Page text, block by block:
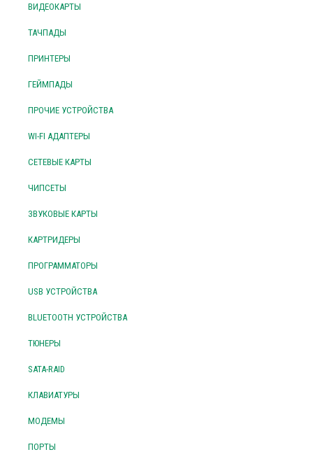
ВИДЕОКАРТЫ
ТАЧПАДЫ
ПРИНТЕРЫ
ГЕЙМПАДЫ
ПРОЧИЕ УСТРОЙСТВА
WI-FI АДАПТЕРЫ
СЕТЕВЫЕ КАРТЫ
ЧИПСЕТЫ
ЗВУКОВЫЕ КАРТЫ
КАРТРИДЕРЫ
ПРОГРАММАТОРЫ
USB УСТРОЙСТВА
BLUETOOTH УСТРОЙСТВА
ТЮНЕРЫ
SATA-RAID
КЛАВИАТУРЫ
МОДЕМЫ
ПОРТЫ